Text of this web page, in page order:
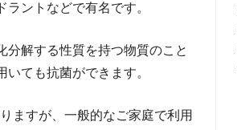
ントなどで有名です。
分解する性質を持つ物質のこと
ても抗菌ができます。
ますが、一般的なご家庭で利用